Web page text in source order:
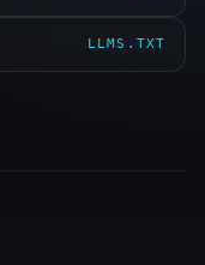
LLMS.TXT